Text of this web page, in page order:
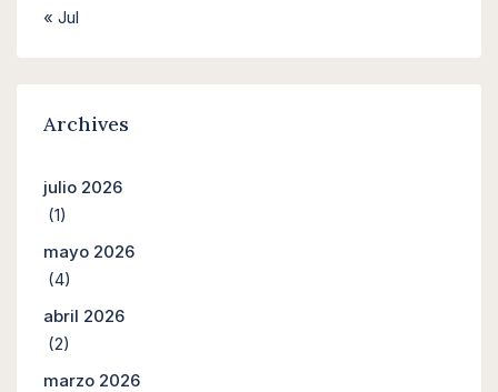
« Jul
Archives
julio 2026
(1)
mayo 2026
(4)
abril 2026
(2)
marzo 2026